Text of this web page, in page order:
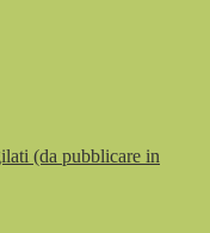
(da pubblicare in